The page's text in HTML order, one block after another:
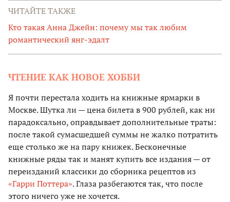
ЧИТАЙТЕ ТАКЖЕ
Кто такая Анна Джейн: почему мы так любим
романтический янг-эдалт
ЧТЕНИЕ КАК НОВОЕ ХОББИ
Я почти перестала ходить на книжные ярмарки в
Москве. Шутка ли — цена билета в 900 рублей, как ни
парадоксально, оправдывает дополнительные траты:
после такой сумасшедшей суммы не жалко потратить
еще столько же на пару книжек. Бесконечные
книжные ряды так и манят купить все издания — от
переизданий классики до сборника рецептов из
«Гарри Поттера». Глаза разбегаются так, что после
этого ничего уже не хочется.